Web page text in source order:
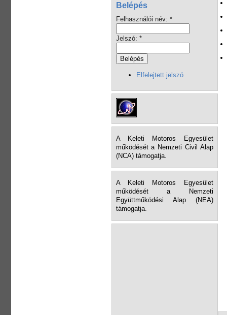
Belépés
Felhasználói név: *
Jelszó: *
Elfelejtett jelszó
A Keleti Motoros Egyesület
működését a Nemzeti Civil Alap
(NCA) támogatja.
A Keleti Motoros Egyesület
működését a Nemzeti
Együttműködési Alap (NEA)
támogatja.